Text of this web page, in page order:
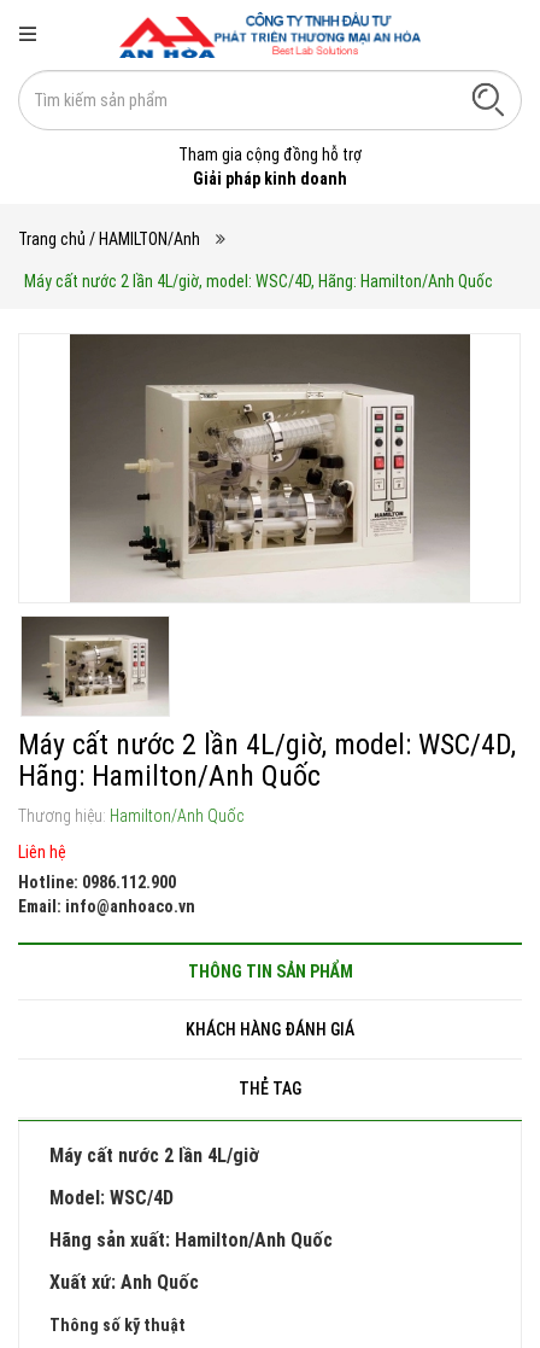
Tham gia cộng đồng hỗ trợ
Giải pháp kinh doanh
Trang chủ / HAMILTON/Anh
Máy cất nước 2 lần 4L/giờ, model: WSC/4D, Hãng: Hamilton/Anh Quốc
Máy cất nước 2 lần 4L/giờ, model: WSC/4D,
Hãng: Hamilton/Anh Quốc
Thương hiệu: Hamilton/Anh Quốc
Liên hệ
Hotline: 0986.112.900
Email: info@anhoaco.vn
THÔNG TIN SẢN PHẨM
KHÁCH HÀNG ĐÁNH GIÁ
THẺ TAG
Máy cất nước 2 lần 4L/giờ
Model: WSC/4D
Hãng sản xuất: Hamilton/Anh Quốc
Xuất xứ: Anh Quốc
Thông số kỹ thuật